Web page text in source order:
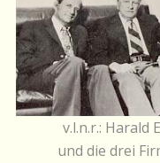
v.l.n.r.: Harald
und die drei